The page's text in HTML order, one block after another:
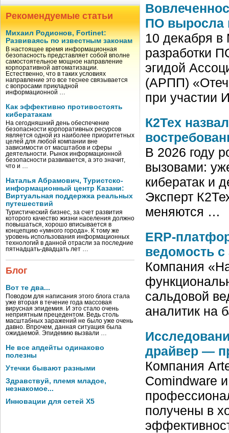
Рекомендуемые статьи
Михаил Родионов, Fortinet:
Развиваясь по известным законам
В настоящее время информационная
безопасность представляет собой вполне
самостоятельное мощное направление
корпоративной автоматизации.
Естественно, что в таких условиях
направление это все теснее связывается
с вопросами прикладной
информационной …
Как эффективно противостоять
кибератакам
На сегодняшний день обеспечение
безопасности корпоративных ресурсов
является одной из наиболее приоритетных
целей для любой компании вне
зависимости от масштабов и сферы
деятельности. Рынок информационной
безопасности развивается, а это значит,
что и …
Наталья Абрамович, Туристско-
информационный центр Казани:
Виртуальная поддержка реальных
путешествий
Туристический бизнес, за счет развития
которого качество жизни населения должно
повышаться, хорошо вписывается в
концепцию «умного города». К тому же
уровень использования информационных
технологий в данной отрасли за последние
пятнадцать-двадцать лет …
Блог
Вот те два...
Поводом для написания этого блога стала
уже вторая в течение года массовая
вирусная эпидемия. И это стало очень
неприятным прецедентом. Ведь столь
масштабных заражений не было уже очень
давно. Впрочем, данная ситуация была
ожидаемой. Эпидемию вызвали …
Не все апдейты одинаково
полезны
Утечки бывают разными
Здравствуй, племя младое,
незнакомое...
Инновации для сетей X5
ПО выросла
10 декабря
разработки
эгидой
(АРПП)
при
К2Тех
В 2026 году
вызовами:
кибератак и
Эксперт
меняются …
ERP-
ведомость с
Компания
сальдовой
аналитик на
драйвер —
Компания
Comindware
получены в